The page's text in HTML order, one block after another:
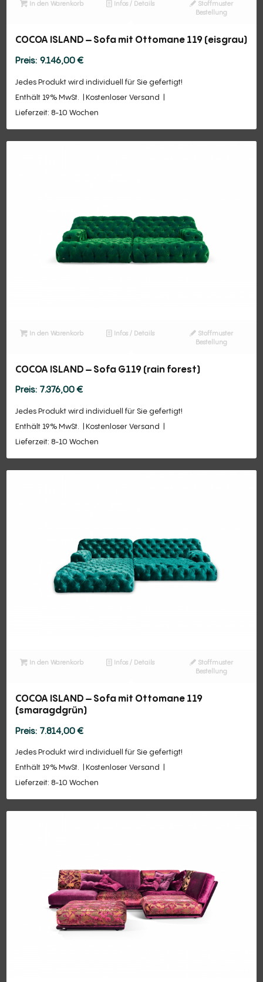
In den Warenkorb Infos / Details
Stoffmuster
Bestellung
COCOA ISLAND – Sofa mit Ottomane 119 (eisgrau)
9.146,00€
Jedes Produkt wird individuell für Sie gefertigt!
Enthält 19% MwSt.
Kostenloser Versand
Lieferzeit: 8-10 Wochen
In den Warenkorb Infos / Details
Stoffmuster
Bestellung
COCOA ISLAND – Sofa G119 (rain forest)
7.376,00€
Jedes Produkt wird individuell für Sie gefertigt!
Enthält 19% MwSt.
Kostenloser Versand
Lieferzeit: 8-10 Wochen
In den Warenkorb Infos / Details
Stoffmuster
Bestellung
COCOA ISLAND – Sofa mit Ottomane 119
(smaragdgrün)
7.814,00€
Jedes Produkt wird individuell für Sie gefertigt!
Enthält 19% MwSt.
Kostenloser Versand
Lieferzeit: 8-10 Wochen